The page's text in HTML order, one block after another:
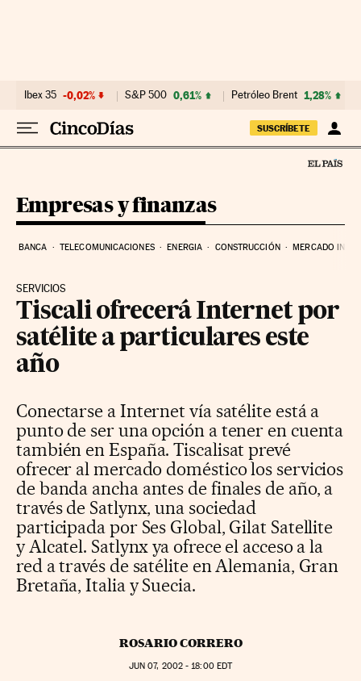
Ibex 35 -0,02% S&P 500 0,61% Petróleo Brent 1,28%
SUSCRÍBETE
Empresas y finanzas
BANCA TELECOMUNICACIONES ENERGIA CONSTRUCCIÓN MERCADO
SERVICIOS
Tiscali ofrecerá Internet por
satélite a particulares este
año
Conectarse a Internet vía satélite está a
punto de ser una opción a tener en cuenta
también en España. Tiscalisat prevé
ofrecer al mercado doméstico los servicios
de banda ancha antes de finales de año, a
través de Satlynx, una sociedad
participada por Ses Global, Gilat Satellite
y Alcatel. Satlynx ya ofrece el acceso a la
red a través de satélite en Alemania, Gran
Bretaña, Italia y Suecia.
ROSARIO CORRERO
JUN 07, 2002 - 18:00EDT